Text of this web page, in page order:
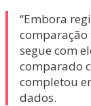
“Embora
segue com
comparado
completou
dados.